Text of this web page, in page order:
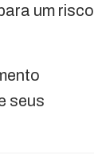
um risco
seus